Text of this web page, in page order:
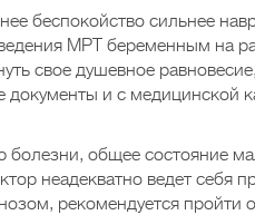
беспокойство сильнее
МРТ беременным на
свое душевное равновесие,
и с медицинской
болезни, общее состояние
неадекватно ведет себя
рекомендуется пройти